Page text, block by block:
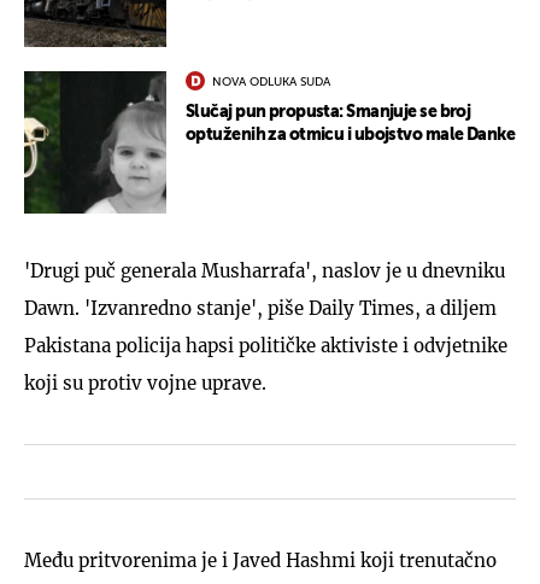
NOVA ODLUKA SUDA
Slučaj pun propusta: Smanjuje se broj
optuženih za otmicu i ubojstvo male Danke
'Drugi puč generala Musharrafa', naslov je u dnevniku
Dawn. 'Izvanredno stanje', piše Daily Times, a diljem
Pakistana policija hapsi političke aktiviste i odvjetnike
koji su protiv vojne uprave.
Među pritvorenima je i Javed Hashmi koji trenutačno